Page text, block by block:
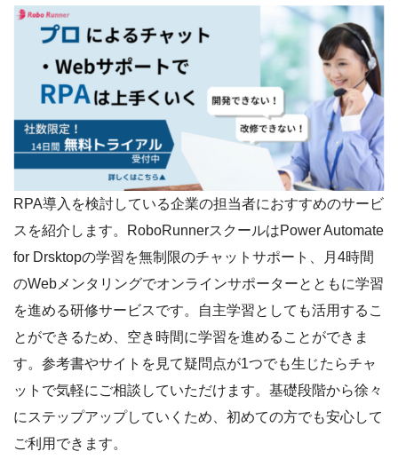
RPA導入を検討している企業の担当者におすすめのサービ
スを紹介します。RoboRunnerスクールはPower Automate
for Drsktopの学習を無制限のチャットサポート、月4時間
のWebメンタリングでオンラインサポーターとともに学習
を進める研修サービスです。自主学習としても活用するこ
とができるため、空き時間に学習を進めることができま
す。参考書やサイトを見て疑問点が1つでも生じたらチャ
ットで気軽にご相談していただけます。基礎段階から徐々
にステップアップしていくため、初めての方でも安心して
ご利用できます。